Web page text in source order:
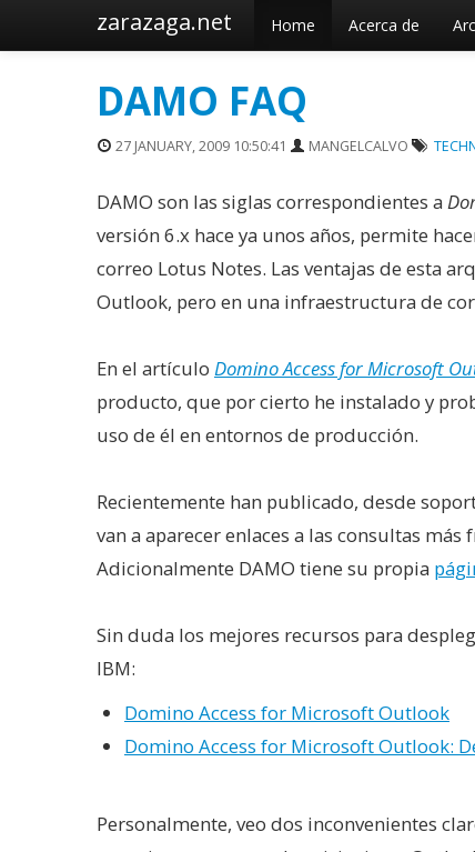
zarazaga.net Home Acerca de
DAMO FAQ
27 JANUARY, 2009 10:50:41 MANGELCALVO
DAMO son las siglas correspondientes a
versión 6.x hace ya unos años, permite
correo Lotus Notes. Las ventajas de esta
Outlook, pero en una infraestructura de
En el artículo Domino Access for Microsoft
producto, que por cierto he instalado y
uso de él en entornos de producción.
Recientemente han publicado, desde
van a aparecer enlaces a las consultas
Adicionalmente DAMO tiene su propia
Sin duda los mejores recursos para
IBM:
Domino Access for Microsoft Outlook
Domino Access for Microsoft Outlook:
Personalmente, veo dos inconvenientes